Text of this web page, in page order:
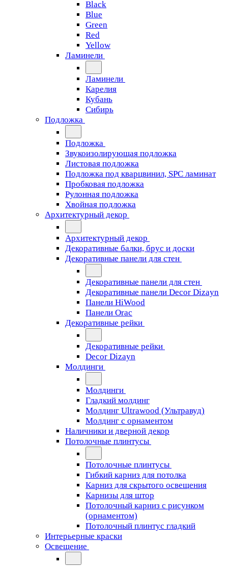
Black
Blue
Green
Red
Yellow
Ламинели
Ламинели
Карелия
Кубань
Сибирь
Подложка
Подложка
Звукоизолирующая подложка
Листовая подложка
Подложка под кварцвинил, SPC ламинат
Пробковая подложка
Рулонная подложка
Хвойная подложка
Архитектурный декор
Архитектурный декор
Декоративные балки, брус и доски
Декоративные панели для стен
Декоративные панели для стен
Декоративные панели Decor Dizayn
Панели HiWood
Панели Orac
Декоративные рейки
Декоративные рейки
Decor Dizayn
Молдинги
Молдинги
Гладкий молдинг
Молдинг Ultrawood (Ультравуд)
Молдинг с орнаментом
Наличники и дверной декор
Потолочные плинтусы
Потолочные плинтусы
Гибкий карниз для потолка
Карниз для скрытого освещения
Карнизы для штор
Потолочный карниз с рисунком
(орнаментом)
Потолочный плинтус гладкий
Интерьерные краски
Освещение